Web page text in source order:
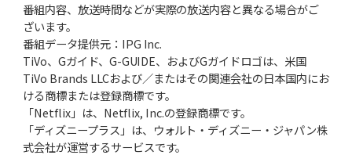
番組内容、放送時間などが実際の放送内容と異なる場合がご
ざいます。
番組データ提供元：IPG Inc.
TiVo、Gガイド、G-GUIDE、およびGガイドロゴは、米国
TiVo Brands LLCおよび／またはその関連会社の日本国内にお
ける商標または登録商標です。
「Netflix」は、Netflix, Inc.の登録商標です。
「ディズニープラス」は、ウォルト・ディズニー・ジャパン株
式会社が運営するサービスです。